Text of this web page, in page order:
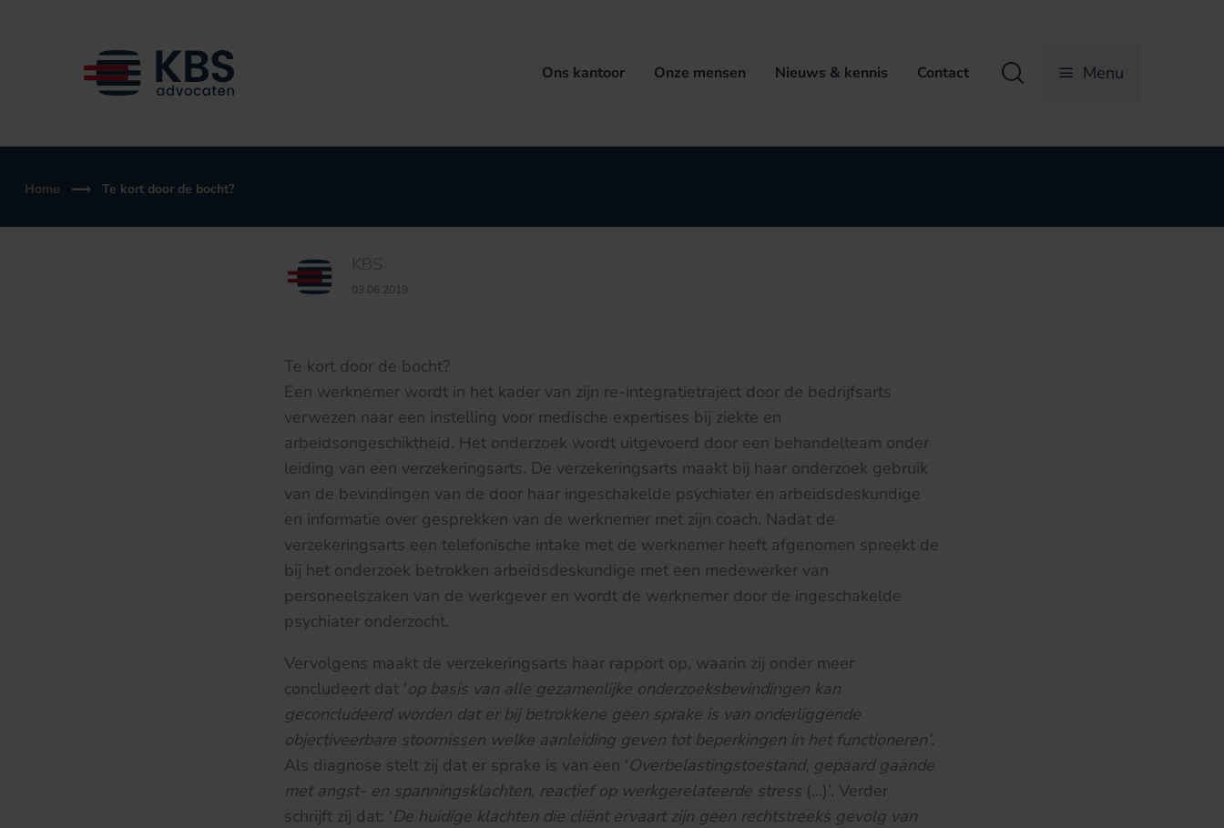
Ons kantoor Onze mensen Nieuws & kennis Contact Zoeken Menu
Home Te kort door de bocht?
KBS
03.06.2019
Te kort door de bocht?
Een werknemer wordt in het kader van zijn re-integratietraject door de bedrijfsarts
verwezen naar een instelling voor medische expertises bij ziekte en
arbeidsongeschiktheid. Het onderzoek wordt uitgevoerd door een behandelteam onder
leiding van een verzekeringsarts. De verzekeringsarts maakt bij haar onderzoek gebruik
van de bevindingen van de door haar ingeschakelde psychiater en arbeidsdeskundige
en informatie over gesprekken van de werknemer met zijn coach. Nadat de
verzekeringsarts een telefonische intake met de werknemer heeft afgenomen spreekt de
bij het onderzoek betrokken arbeidsdeskundige met een medewerker van
personeelszaken van de werkgever en wordt de werknemer door de ingeschakelde
psychiater onderzocht.
Vervolgens maakt de verzekeringsarts haar rapport op, waarin zij onder meer
concludeert dat ‘op basis van alle gezamenlijke onderzoeksbevindingen kan
geconcludeerd worden dat er bij betrokkene geen sprake is van onderliggende
objectiveerbare stoornissen welke aanleiding geven tot beperkingen in het functioneren’.
Als diagnose stelt zij dat er sprake is van een ‘Overbelastingstoestand, gepaard gaande
met angst- en spanningsklachten, reactief op werkgerelateerde stress (…)’. Verder
schrijft zij dat: ‘De huidige klachten die cliënt ervaart zijn geen rechtstreeks gevolg van